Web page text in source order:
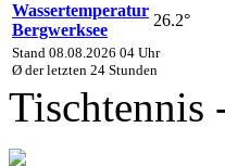
Wassertemperatur
Bergwerksee
26.2°
Stand 08.08.2026 04 Uhr
Ø der letzten 24 Stunden
Tischtennis